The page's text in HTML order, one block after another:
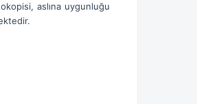
aslına uygunluğu